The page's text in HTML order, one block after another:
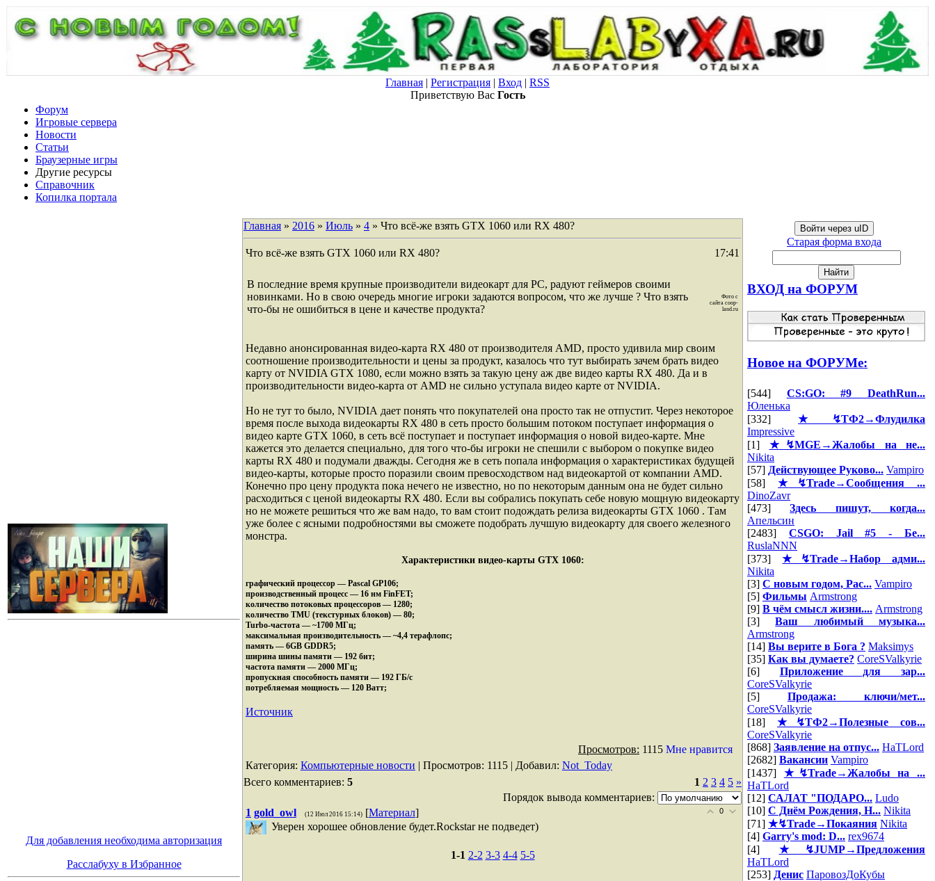
Главная | Регистрация | Вход | RSS
Приветствую Вас Гость
Форум
Игровые сервера
Новости
Статьи
Браузерные игры
Другие ресурсы
Справочник
Копилка портала
Для добавления необходима авторизация
Расслабуху в Избранное
Главная » 2016 » Июль » 4 » Что всё-же взять GTX 1060 или RX 480?
Что всё-же взять GTX 1060 или RX 480? 17:41
В последние время крупные производители видеокарт для PC, радуют геймеров своими
новинками. Но в свою очередь многие игроки задаются вопросом, что же лучше ? Что взять
что-бы не ошибиться в цене и качестве продукта?
Фото с
сайта coop-
land.ru
Недавно анонсированная видео-карта RX 480 от производителя AMD, просто удивила мир своим
соотношение производительности и цены за продукт, казалось что тут выбирать зачем брать видео
карту от NVIDIA GTX 1080, если можно взять за такую цену аж две видео карты RX 480. Да и в
производительности видео-карта от AMD не сильно уступала видео карте от NVIDIA.
Но не тут то было, NVIDIA дает понять что покупателей она просто так не отпустит. Через некоторое
время после выхода видеокарты RX 480 в сеть просто большим потоком поступает информация о
видео карте GTX 1060, в сеть всё поступает и поступает информация о новой видео-карте. Мне
кажется это делается специально, для того что-бы игроки не спешили с выбором о покупке видео
карты RX 480 и подумали дважды. Сегодня же в сеть попала информация о характеристиках будущей
видео-карты, которые просто поразили своим превосходством над видеокартой от компании AMD.
Конечно про цену продукта пока нечего не известно, но по некоторым данным она не будет сильно
расходиться с ценой видеокарты RX 480. Если вы собрались покупать себе новую мощную видеокарту
но не можете решиться что же вам надо, то вам стоит подождать релиза видеокарты GTX 1060 . Там
уже более с ясными подробностями вы сможете подобрать лучшую видеокарту для своего железного
монстра.
Характеристики видео-карты GTX 1060:
графический процессор — Pascal GP106;
производственный процесс — 16 нм FinFET;
количество потоковых процессоров — 1280;
количество TMU (текстурных блоков) — 80;
Turbo-частота — ~1700 МГц;
максимальная производительность — ~4,4 терафлопс;
память — 6GB GDDR5;
ширина шины памяти — 192 бит;
частота памяти — 2000 МГц;
пропускная способность памяти — 192 ГБ/с
потребляемая мощность — 120 Ватт;
Источник
Просмотров: 1115 Мне нравится
Категория: Компьютерные новости | Просмотров: 1115 | Добавил: Not_Today
Всего комментариев: 5 1 2 3 4 5 »
Порядок вывода комментариев:
0
1 gold_owl (12 Июл 2016 15:14) [Материал]
Уверен хорошее обновление будет.Rockstar не подведет)
1-1 2-2 3-3 4-4 5-5
Войти через uID
Старая форма входа
ВХОД на ФОРУМ
Новое на ФОРУМе:
[544] CS:GO: #9 DeathRun...
Юленька
[332] ★↯ТФ2→Флудилка
Impressive
[1] ★↯MGE→Жалобы на не...
Nikita
[57] Действующее Руково... Vampiro
[58] ★↯Trade→Сообщения ...
DinoZavr
[473]Здесь пишут, когда...
Апельсин
[2483] CSGO: Jail #5 - Бе...
RuslaNNN
[373]★↯Trade→Набор адми...
Nikita
[3] С новым годом, Рас... Vampiro
[5] Фильмы Armstrong
[9] В чём смысл жизни.... Armstrong
[3]Ваш любимый музыка...
Armstrong
[14] Вы верите в Бога ? Maksimys
[35] Как вы думаете? CoreSValkyrie
[6] Приложение для зар...
CoreSValkyrie
[5] Продажа: ключи/мет...
CoreSValkyrie
[18] ★↯ТФ2→Полезные сов...
CoreSValkyrie
[868] Заявление на отпус... HaTLord
[2682] Вакансии Vampiro
[1437] ★↯Trade→Жалобы на ...
HaTLord
[12] САЛАТ "ПОДАРО... Ludo
[10] С Днём Рождения, Н... Nikita
[71] ★↯Trade→Покаяния Nikita
[4] Garry's mod: D... rex9674
[4] ★↯JUMP→Предложения
HaTLord
[253] Денис ПаровозДоКубы